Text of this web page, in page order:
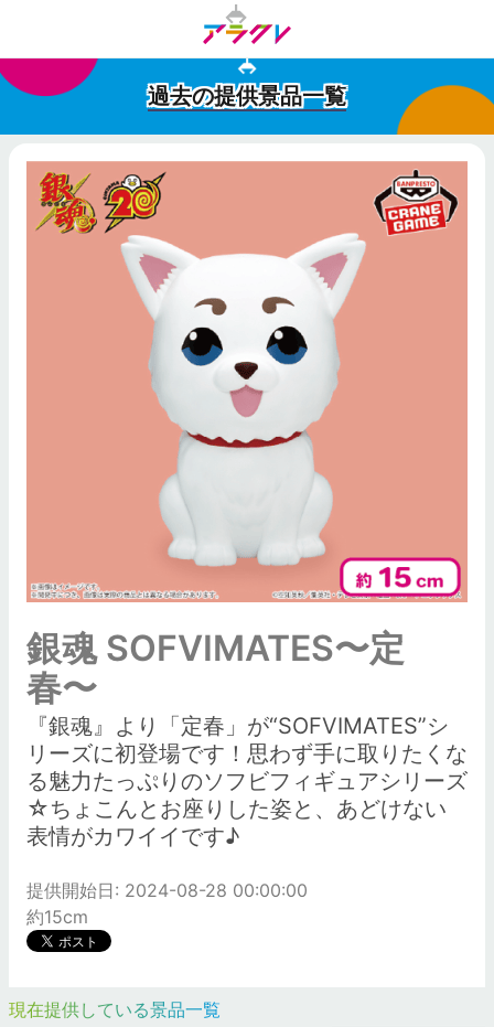
過去の提供景品一覧
銀魂 SOFVIMATES〜定
春〜
『銀魂』より「定春」が“SOFVIMATES”シ
リーズに初登場です！思わず手に取りたくな
る魅力たっぷりのソフビフィギュアシリーズ
☆ちょこんとお座りした姿と、あどけない
表情がカワイイです♪
提供開始日: 2024-08-28 00:00:00
約15cm
現在提供している景品一覧